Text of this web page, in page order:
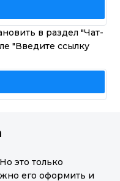
в раздел "Чат-
"Введите ссылку
это только
его оформить и